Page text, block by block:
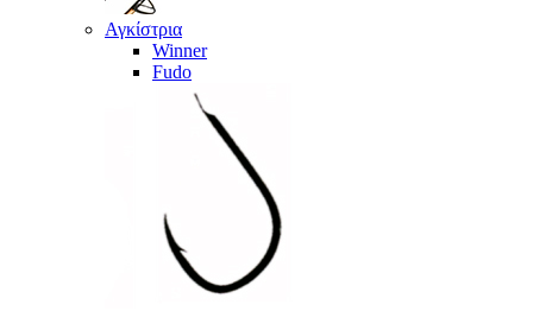
Αγκίστρια
Winner
Fudo